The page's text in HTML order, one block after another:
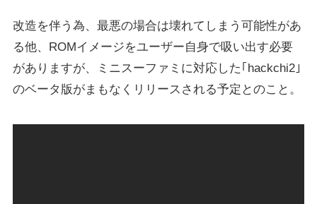
改造を伴う為、最悪の場合は壊れてしまう可能性があ
る他、ROMイメージをユーザー自身で吸い出す必要
がありますが、ミニスーファミに対応した｢hackchi2｣
のベータ版がまもなくリリースされる予定とのこと。